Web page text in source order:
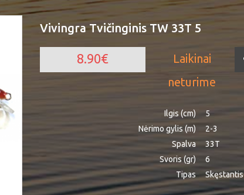
Vivingra Tvičinginis TW 33T 5
Laikinai
neturime
8.90€
Ilgis (cm)
5
Nėrimo gylis (m)
2-3
Spalva
33T
Svoris (gr)
6
Tipas
Skęstantis